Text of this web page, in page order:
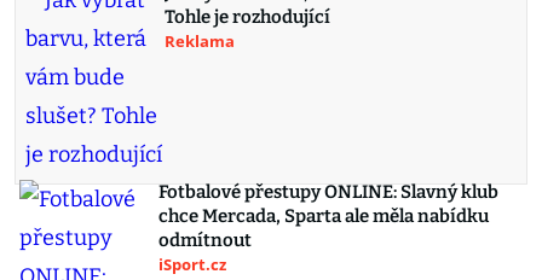
Tohle je rozhodující
Reklama
Fotbalové přestupy ONLINE: Slavný klub
chce Mercada, Sparta ale měla nabídku
odmítnout
iSport.cz